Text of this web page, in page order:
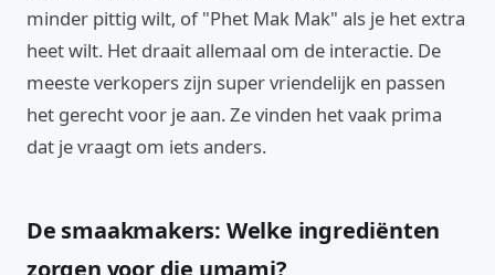
minder pittig wilt, of "Phet Mak Mak" als je het extra
heet wilt. Het draait allemaal om de interactie. De
meeste verkopers zijn super vriendelijk en passen
het gerecht voor je aan. Ze vinden het vaak prima
dat je vraagt om iets anders.
De smaakmakers: Welke ingrediënten
zorgen voor die umami?